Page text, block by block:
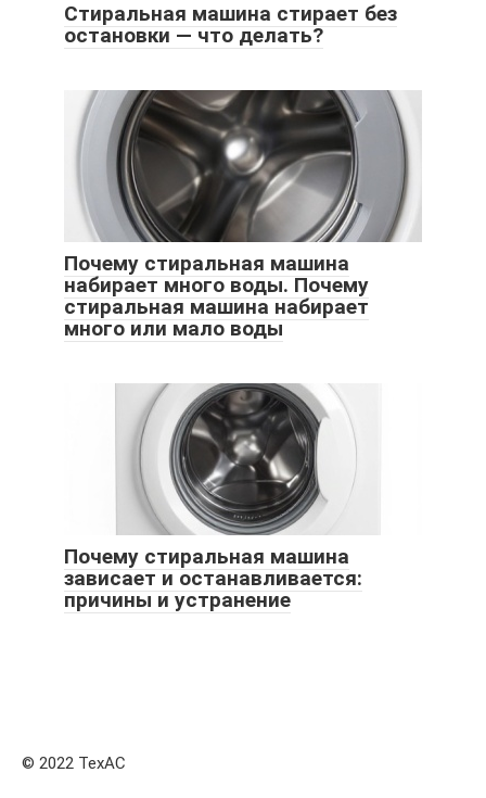
Стиральная машина стирает без
остановки — что делать?
Почему стиральная машина
набирает много воды. Почему
стиральная машина набирает
много или мало воды
Почему стиральная машина
зависает и останавливается:
причины и устранение
© 2022 ТехАС